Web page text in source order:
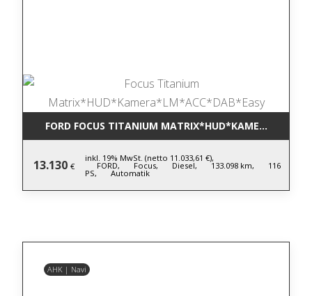
FORD FOCUS TITANIUM
13.130 €
inkl. 19% MwSt. (netto 11.033,61 €),
FORD, Focus, Diesel, 133.098 km, 116
PS, Automatik
AHK | Navi